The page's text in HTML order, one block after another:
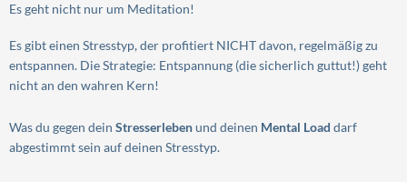
Es geht nicht nur um Meditation!
Es gibt einen Stresstyp, der profitiert NICHT davon, regelmäßig zu
entspannen. Die Strategie: Entspannung (die sicherlich guttut!) geht
nicht an den wahren Kern!
Was du gegen dein Stresserlebenund deinen Mental Load darf
abgestimmt sein auf deinen Stresstyp.